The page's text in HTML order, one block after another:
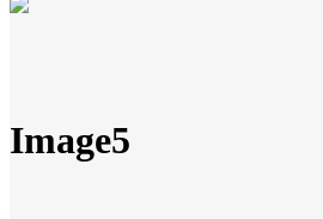
Image5